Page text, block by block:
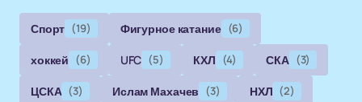
Спорт (19) Фигурное катание (6)
хоккей (6) UFC (5) КХЛ (4) СКА (3)
ЦСКА (3) Ислам Махачев (3) НХЛ (2)